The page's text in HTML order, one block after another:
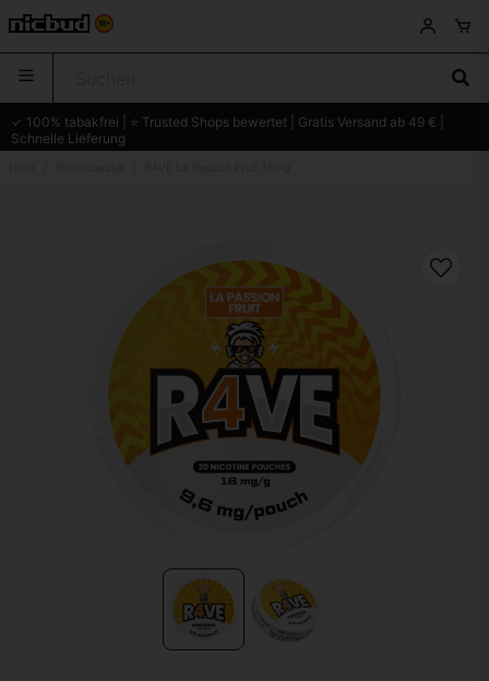
✓ 100% tabakfrei | ⭐ Trusted Shops bewertet | Gratis Versand ab 49 € |
Schnelle Lieferung